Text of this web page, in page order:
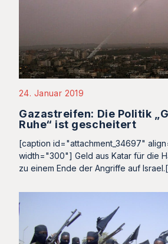
24. Januar 2019
Gazastreifen: Die Politik
Ruhe“ ist gescheitert
[caption id="attachment_34697"
width="300"] Geld aus Katar für die
zu einem Ende der Angriffe auf